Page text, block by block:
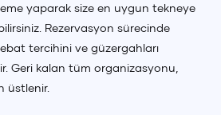
yaparak size en uygun tekneye
Rezervasyon sürecinde
tercihini ve güzergahları
Geri kalan tüm organizasyonu,
üstlenir.